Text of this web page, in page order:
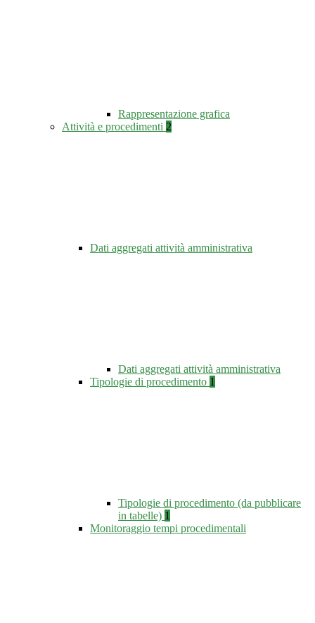
Rappresentazione grafica
Attività e procedimenti 2
Dati aggregati attività amministrativa
Dati aggregati attività amministrativa
Tipologie di procedimento 1
Tipologie di procedimento (da pubblicare
in tabelle) 1
Monitoraggio tempi procedimentali